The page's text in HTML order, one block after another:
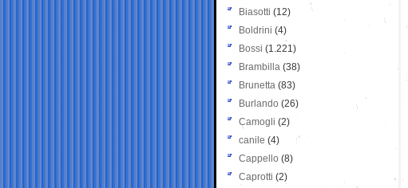
Biasotti (12)
Boldrini (4)
Bossi (1.221)
Brambilla (38)
Brunetta (83)
Burlando (26)
Camogli (2)
canile (4)
Cappello (8)
Caprotti (2)